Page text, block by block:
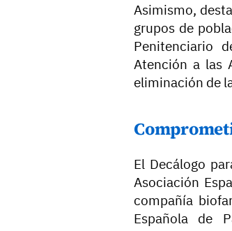
Asimismo,
grupos de
Penitenciario
Atención a las
eliminación de
El Decálogo
Asociación
compañía
Española de